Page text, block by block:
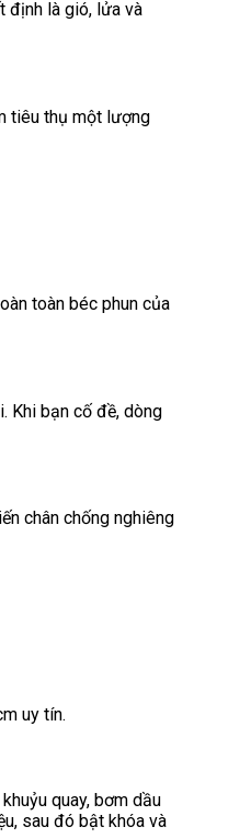
định là gió, lửa và
tiêu thụ một lượng
toàn béc phun của
Khi bạn cố đề, dòng
chân chống nghiêng
uy tín.
quay, bơm dầu
sau đó bật khóa và